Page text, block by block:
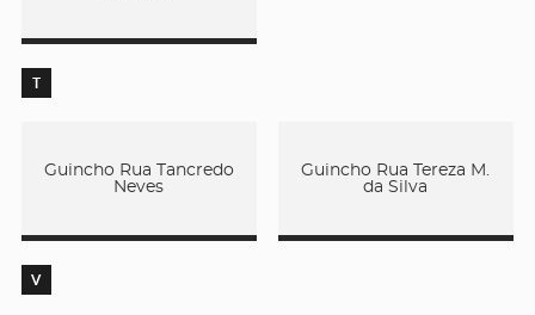
T
Guincho Rua Tancredo
Neves
Guincho Rua Tereza M.
da Silva
V